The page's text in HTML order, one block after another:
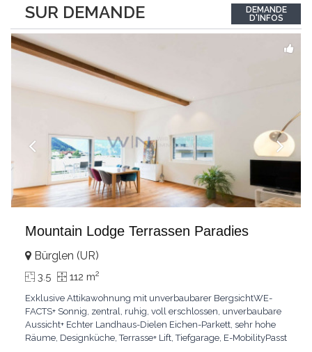
SUR DEMANDE
Wintergarten schaffen ein lichtdurchflutetes
Wunder.Interessiert? JETZT anrufen: +41 76 507 21 32
DEMANDE
D'INFOS
Mountain Lodge Terrassen Paradies
Bürglen (UR)
3.5 112 m2
Exklusive Attikawohnung mit unverbaubarer BergsichtWE-
FACTS+ Sonnig, zentral, ruhig, voll erschlossen, unverbaubare
Aussicht+ Echter Landhaus-Dielen Eichen-Parkett, sehr hohe
Räume, Designküche, Terrasse+ Lift, Tiefgarage, E-MobilityPasst